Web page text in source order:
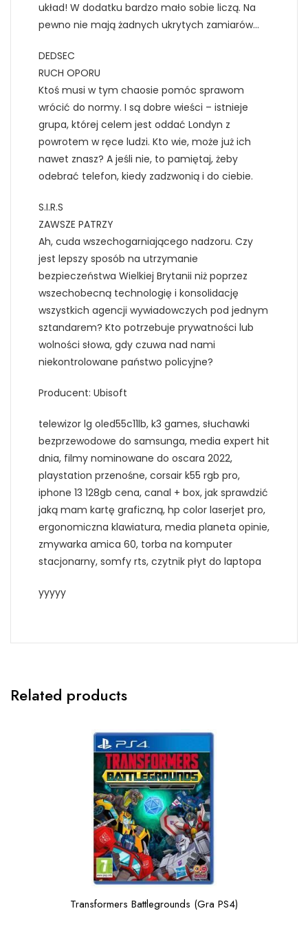
układ! W dodatku bardzo mało sobie liczą. Na
pewno nie mają żadnych ukrytych zamiarów…
DEDSEC
RUCH OPORU
Ktoś musi w tym chaosie pomóc sprawom
wrócić do normy. I są dobre wieści – istnieje
grupa, której celem jest oddać Londyn z
powrotem w ręce ludzi. Kto wie, może już ich
nawet znasz? A jeśli nie, to pamiętaj, żeby
odebrać telefon, kiedy zadzwonią i do ciebie.
S.I.R.S
ZAWSZE PATRZY
Ah, cuda wszechogarniającego nadzoru. Czy
jest lepszy sposób na utrzymanie
bezpieczeństwa Wielkiej Brytanii niż poprzez
wszechobecną technologię i konsolidację
wszystkich agencji wywiadowczych pod jednym
sztandarem? Kto potrzebuje prywatności lub
wolności słowa, gdy czuwa nad nami
niekontrolowane państwo policyjne?
Producent: Ubisoft
telewizor lg oled55c11lb, k3 games, słuchawki
bezprzewodowe do samsunga, media expert hit
dnia, filmy nominowane do oscara 2022,
playstation przenośne, corsair k55 rgb pro,
iphone 13 128gb cena, canal + box, jak sprawdzić
jaką mam kartę graficzną, hp color laserjet pro,
ergonomiczna klawiatura, media planeta opinie,
zmywarka amica 60, torba na komputer
stacjonarny, somfy rts, czytnik płyt do laptopa
yyyyy
Related products
Transformers Battlegrounds (Gra PS4)